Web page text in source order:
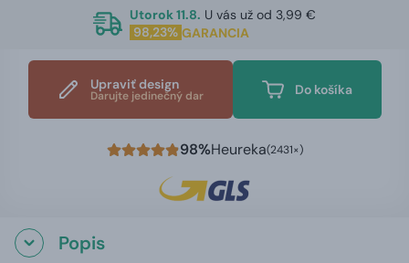
Utorok 11.8. U vás už od 3,99 €
98,23% GARANCIA
Upraviť design
Darujte jedinečný dar Do košíka
98%Heureka(2431×)
Popis